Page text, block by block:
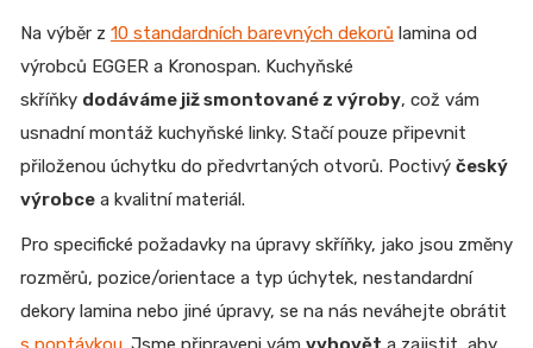
Na výběr z 10 standardních barevných dekorů lamina od
výrobců EGGER a Kronospan. Kuchyňské
skříňky dodáváme již smontované z výroby, což vám
usnadní montáž kuchyňské linky. Stačí pouze připevnit
přiloženou úchytku do předvrtaných otvorů. Poctivý český
výrobce a kvalitní materiál.
Pro specifické požadavky na úpravy skříňky, jako jsou změny
rozměrů, pozice/orientace a typ úchytek, nestandardní
dekory lamina nebo jiné úpravy, se na nás neváhejte obrátit